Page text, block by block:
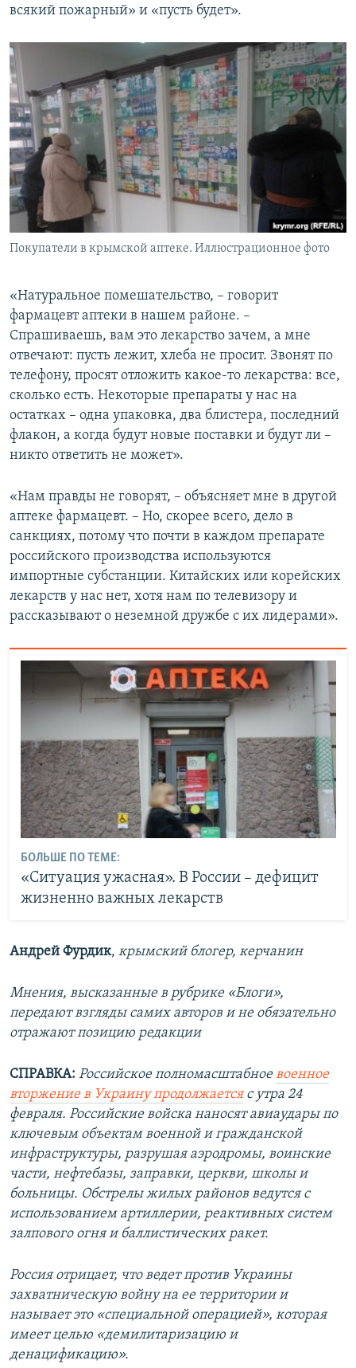
всякий пожарный» и «пусть будет».
Покупатели в крымской аптеке. Иллюстрационное фото
«Натуральное помешательство, – говорит
фармацевт аптеки в нашем районе. –
Спрашиваешь, вам это лекарство зачем, а мне
отвечают: пусть лежит, хлеба не просит. Звонят по
телефону, просят отложить какое-то лекарства: все,
сколько есть. Некоторые препараты у нас на
остатках – одна упаковка, два блистера, последний
флакон, а когда будут новые поставки и будут ли –
никто ответить не может».
«Нам правды не говорят, – объясняет мне в другой
аптеке фармацевт. – Но, скорее всего, дело в
санкциях, потому что почти в каждом препарате
российского производства используются
импортные субстанции. Китайских или корейских
лекарств у нас нет, хотя нам по телевизору и
рассказывают о неземной дружбе с их лидерами».
БОЛЬШЕ ПО ТЕМЕ:
«Ситуация ужасная». В России – дефицит
жизненно важных лекарств
Андрей Фурдик, крымский блогер, керчанин
Мнения, высказанные в рубрике «Блоги»,
передают взгляды самих авторов и не обязательно
отражают позицию редакции
СПРАВКА: Российское полномасштабноевоенное
вторжение в Украину продолжаетсяс утра 24
февраля. Российские войска наносят авиаудары по
ключевым объектам военной и гражданской
инфраструктуры, разрушая аэродромы, воинские
части, нефтебазы, заправки, церкви, школы и
больницы. Обстрелы жилых районов ведутся с
использованием артиллерии, реактивных систем
залпового огня и баллистических ракет.
Россия отрицает, что ведет против Украины
захватническую войну на ее территории и
называет это «специальной операцией», которая
имеет целью «демилитаризацию и
денацификацию».